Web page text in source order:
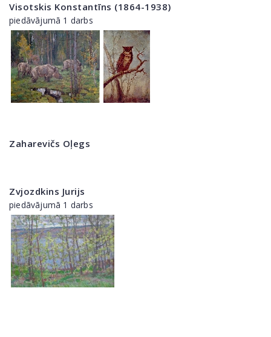
Visotskis Konstantīns (1864-1938)
piedāvājumā 1 darbs
Zaharevičs Oļegs
Zvjozdkins Jurijs
piedāvājumā 1 darbs